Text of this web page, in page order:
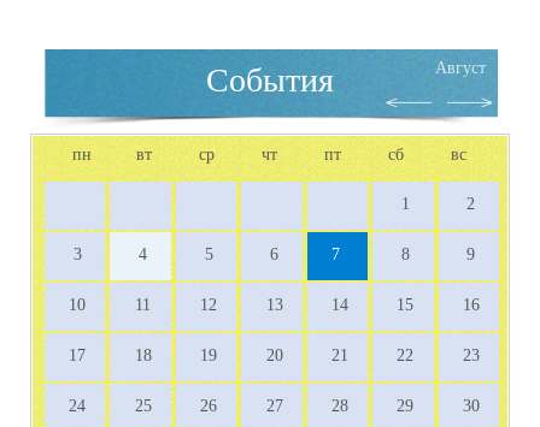
События Август
пн вт ср чт пт сб вс
1 2
3 4 5 6 7 8 9
10 11 12 13 14 15 16
17 18 19 20 21 22 23
24 25 26 27 28 29 30